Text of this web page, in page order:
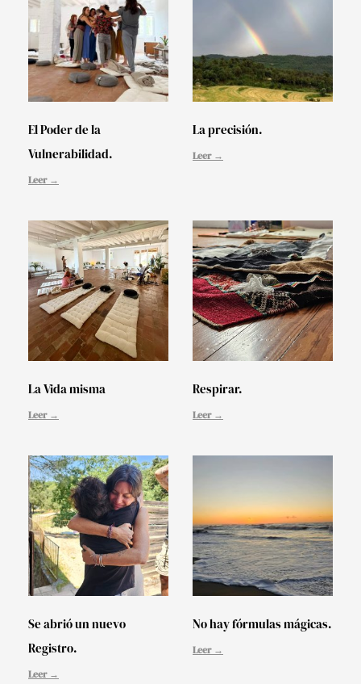
El Poder de la
Vulnerabilidad.
Leer →
La precisión.
Leer →
La Vida misma
Leer →
Respirar.
Leer →
Se abrió un nuevo
Registro.
Leer →
No hay fórmulas mágicas.
Leer →